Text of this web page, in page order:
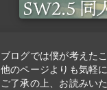
ブログでは僕が考えた
他のページよりも気軽
ご了承の上、お読みい